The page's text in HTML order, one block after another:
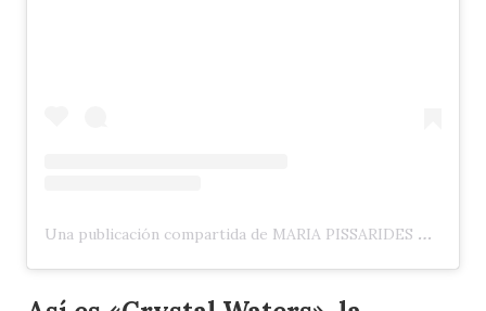
Una publicación compartida de MARIA PISSARIDES 🇬🇧 🇨🇾 (@maria_pissarides)